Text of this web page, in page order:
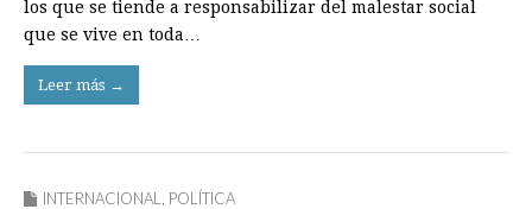
los que se tiende a responsabilizar del malestar social
que se vive en toda…
Leer más →
INTERNACIONAL POLÍTICA